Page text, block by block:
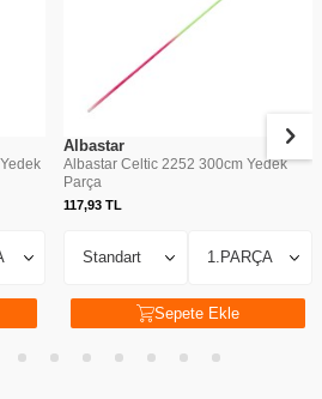
Albastar
Albastar Celtic 2252 300cm Yedek
Parça
117,93TL
Sepete Ekle